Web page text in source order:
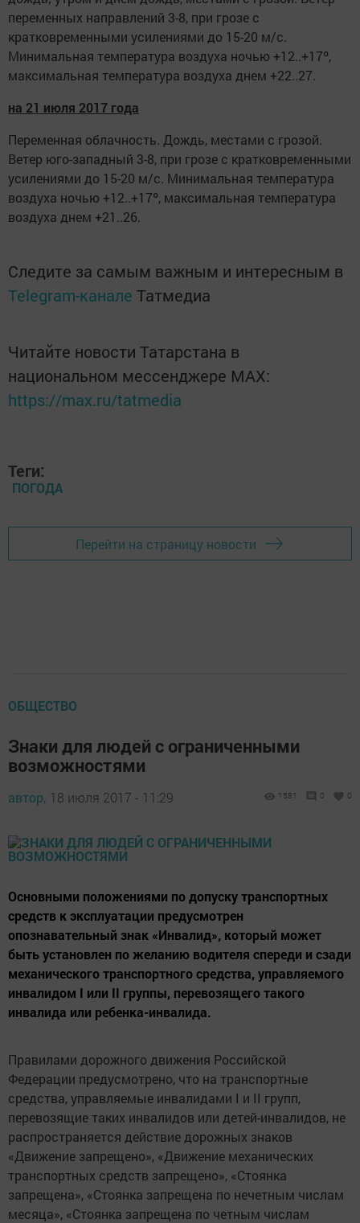
переменных направлений 3-8, при грозе с
кратковременными усилениями до 15-20 м/с.
Минимальная температура воздуха ночью +12..+17º,
максимальная температура воздуха днем +22..27.
на 21 июля 2017 года
Переменная облачность. Дождь, местами с грозой.
Ветер юго-западный 3-8, при грозе с кратковременными
усилениями до 15-20 м/с. Минимальная температура
воздуха ночью +12..+17º, максимальная температура
воздуха днем +21..26.
Следите за самым важным и интересным в
Telegram-канале Татмедиа
Читайте новости Татарстана в
национальном мессенджере MАХ:
https://max.ru/tatmedia
Теги:
ПОГОДА
Перейти на страницу новости
ОБЩЕСТВО
Знаки для людей с ограниченными
возможностями
автор, 18 июля 2017 - 11:29 1581 0 0
Основными положениями по допуску транспортных
средств к эксплуатации предусмотрен
опознавательный знак «Инвалид», который может
быть установлен по желанию водителя спереди и сзади
механического транспортного средства, управляемого
инвалидом I или II группы, перевозящего такого
инвалида или ребенка-инвалида.
Правилами дорожного движения Российской
Федерации предусмотрено, что на транспортные
средства, управляемые инвалидами I и II групп,
перевозящие таких инвалидов или детей-инвалидов, не
распространяется действие дорожных знаков
«Движение запрещено», «Движение механических
транспортных средств запрещено», «Стоянка
запрещена», «Стоянка запрещена по нечетным числам
месяца», «Стоянка запрещена по четным числам